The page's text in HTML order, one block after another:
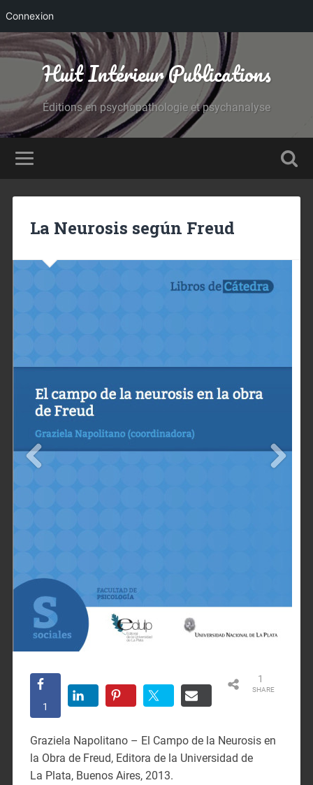
Connexion
Huit Intérieur Publications
Éditions en psychopathologie et psychanalyse
La Neurosis según Freud
SHARE
1
1
Graziela Napolitano – El Campo de la Neurosis en
la Obra de Freud, Editora de la Universidad de
La Plata, Buenos Aires, 2013.